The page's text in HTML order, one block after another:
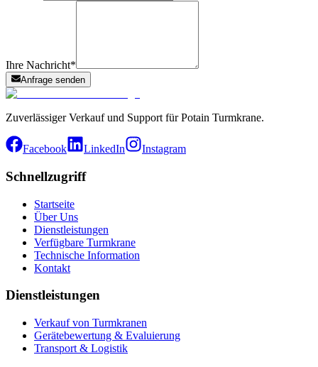
Ihre Nachricht*
Anfrage senden
Zuverlässiger Verkauf und Support für Potain Turmkrane.
Facebook LinkedIn Instagram
Schnellzugriff
Startseite
Über Uns
Dienstleistungen
Verfügbare Turmkrane
Technische Information
Kontakt
Dienstleistungen
Verkauf von Turmkranen
Gerätebewertung & Evaluierung
Transport & Logistik